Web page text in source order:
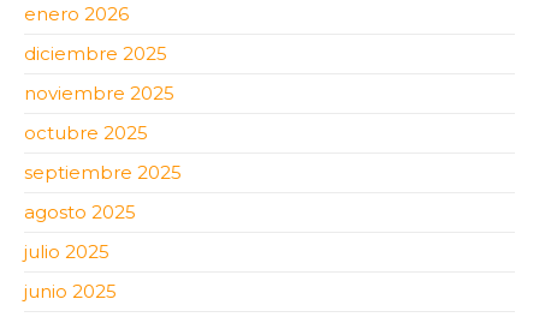
enero 2026
diciembre 2025
noviembre 2025
octubre 2025
septiembre 2025
agosto 2025
julio 2025
junio 2025